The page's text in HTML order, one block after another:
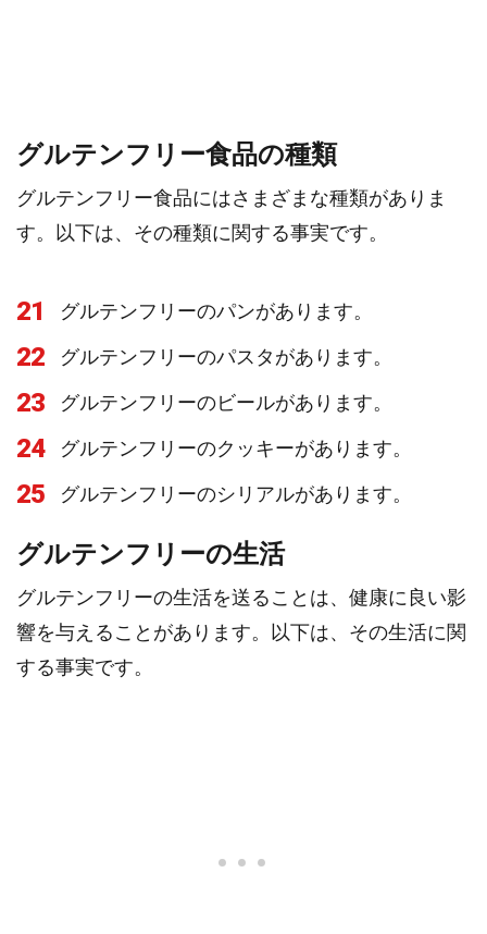
グルテンフリー食品の種類
グルテンフリー食品にはさまざまな種類がありま
す。以下は、その種類に関する事実です。
21 グルテンフリーのパンがあります。
22 グルテンフリーのパスタがあります。
23 グルテンフリーのビールがあります。
24 グルテンフリーのクッキーがあります。
25 グルテンフリーのシリアルがあります。
グルテンフリーの生活
グルテンフリーの生活を送ることは、健康に良い影
響を与えることがあります。以下は、その生活に関
する事実です。